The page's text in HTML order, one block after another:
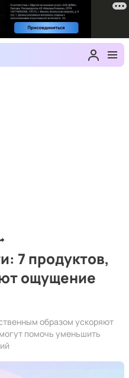
7 продуктов,
ощущение
образом ускоряют
помочь уменьшить